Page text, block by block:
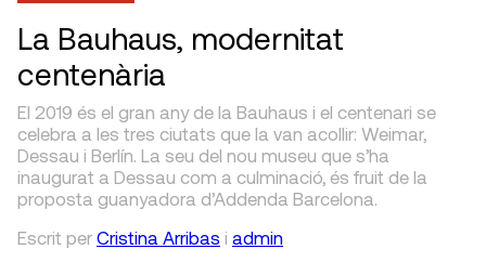
La Bauhaus, modernitat
centenària
El 2019 és el gran any de la Bauhaus i el centenari se
celebra a les tres ciutats que la van acollir: Weimar,
Dessau i Berlín. La seu del nou museu que s’ha
inaugurat a Dessau com a culminació, és fruit de la
proposta guanyadora d’Addenda Barcelona.
Escrit per Cristina Arribas i admin